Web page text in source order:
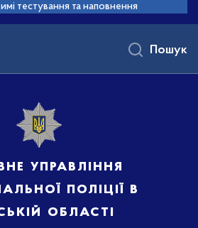
тестування та наповнення
управління
поліції в
області
Пошук